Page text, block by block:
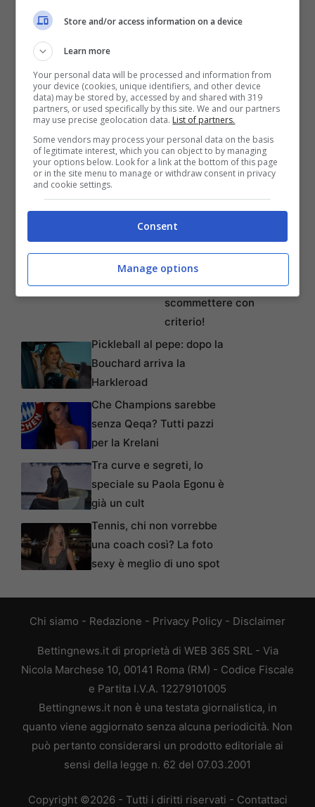
Articoli recenti
Iscriviti gratis al canale
Telegram di
BettingNews: pronostici
esclusivi tutte le
informazioni utili per
scommettere con
criterio!
Pickleball al pepe: dopo la
Bouchard arriva la
Harkleroad
Che Champions sarebbe
senza Qeqa? Tutti pazzi
per la Krelani
Tra curve e segreti, lo
speciale su Paola Egonu è
già un cult
Tennis, chi non vorrebbe
una coach così? La foto
sexy è meglio di uno spot
Chi siamo - Redazione - Privacy Policy - Disclaimer
Bettingnews.it di proprietà di WEB 365 SRL - Via
Nicola Marchese 10, 00141 Roma (RM) - Codice Fiscale
e Partita I.V.A. 12279101005
Bettingnews.it non è una testata giornalistica, in
quanto viene aggiornato senza alcuna periodicità. Non
può pertanto considerarsi un prodotto editoriale ai
sensi della legge n. 62 del 07.03.2001
Copyright ©2026 - Tutti i diritti riservati - Contattaci
Store and/or access information on a device
Learn more
Your personal data will be processed and information from
your device (cookies, unique identifiers, and other device
data) may be stored by, accessed by and shared with 319
partners, or used specifically by this site. We and our partners
may use precise geolocation data. List of partners.
Some vendors may process your personal data on the basis
of legitimate interest, which you can object to by managing
your options below. Look for a link at the bottom of this page
or in the site menu to manage or withdraw consent in privacy
and cookie settings.
Consent
Manage options